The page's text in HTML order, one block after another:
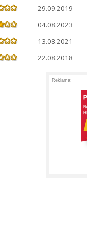
29.09.2019
04.08.2023
13.08.2021
22.08.2018
Reklama: